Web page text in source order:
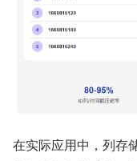
在实际应用中，列存